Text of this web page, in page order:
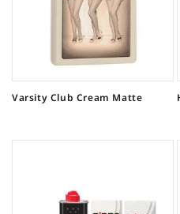
Varsity Club Cream Matte